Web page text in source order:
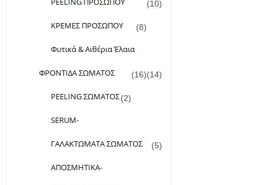
(10)
ΚΡΕΜΕΣ ΠΡΟΣΩΠΟΥ (8)
Φυτικά & Αιθέρια Έλαια
(14)
ΦΡΟΝΤΙΔΑ ΣΩΜΑΤΟΣ (16)
PEELING ΣΩΜΑΤΟΣ(2)
SERUM-
ΓΑΛΑΚΤΩΜΑΤΑ ΣΩΜΑΤΟΣ (5)
ΑΠΟΣΜΗΤΙΚΑ-